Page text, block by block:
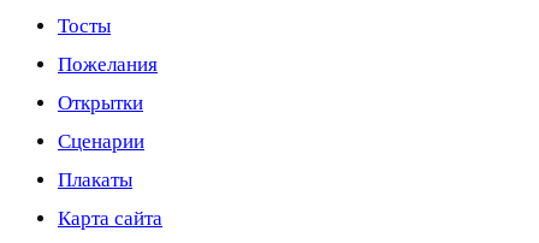
Тосты
Пожелания
Открытки
Сценарии
Плакаты
Карта сайта